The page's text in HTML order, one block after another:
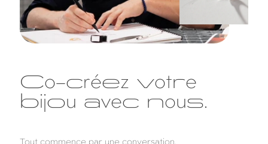
Co-créez votre
bijou avec nous.
Tout commence par une conversation.